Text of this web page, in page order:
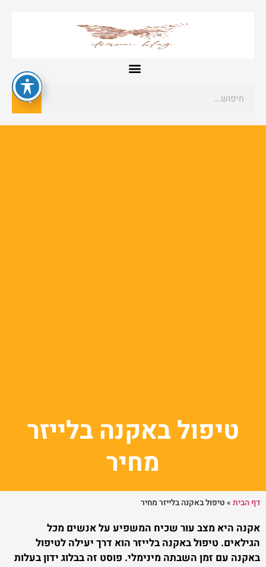
טיפול באקנה בלייזר
מחיר
דף הבית » טיפול באקנה בלייזר מחיר
אקנה היא מצב עור שכיח המשפיע על אנשים מכל
הגילאים. טיפול באקנה בלייזר הוא דרך יעילה לטיפול
באקנה עם זמן השבתה מינימלי. פוסט זה בבלוג ידון בעלות